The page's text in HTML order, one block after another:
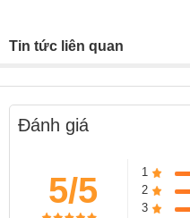
Tin tức liên quan
Đánh giá
5/5 1
2
3